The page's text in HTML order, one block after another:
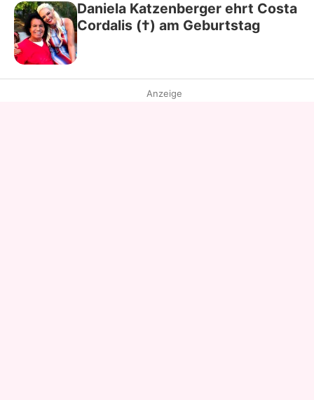
Daniela Katzenberger ehrt Costa
Cordalis (†) am Geburtstag
Anzeige